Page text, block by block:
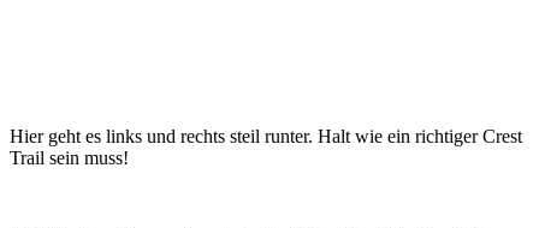
Hier geht es links und rechts steil runter. Halt wie ein richtiger Crest
Trail sein muss!